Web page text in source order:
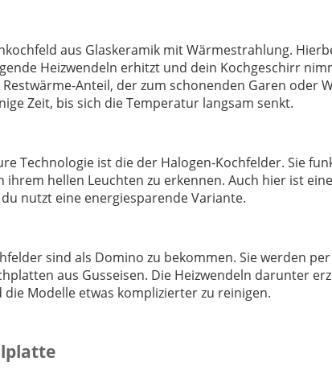
aus Glaskeramik mit Wärmestrahlung.
Heizwendeln erhitzt und dein Kochgeschirr
Anteil, der zum schonenden Garen oder
Zeit, bis sich die Temperatur langsam senkt.
Technologie ist die der Halogen-Kochfelder. Sie
hellen Leuchten zu erkennen. Auch hier ist
nutzt eine energiesparende Variante.
sind als Domino zu bekommen. Sie werden
aus Gusseisen. Die Heizwendeln darunter
Modelle etwas komplizierter zu reinigen.